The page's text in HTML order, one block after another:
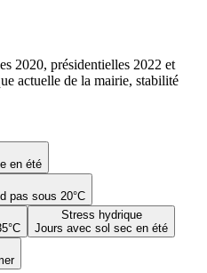
en été
pas sous 20°C
Stress hydrique
Jours avec sol sec en été
2020, présidentielles 2022 et
actuelle de la mairie, stabilité